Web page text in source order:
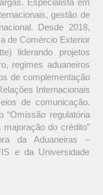
Especialista em
gestão de
Desde 2018,
de Comércio Exterior
liderando projetos
regimes aduaneiros
de complementação
Internacionais
de comunicação.
“Omissão regulatória
do crédito”
da Aduaneiras –
e da Universidade